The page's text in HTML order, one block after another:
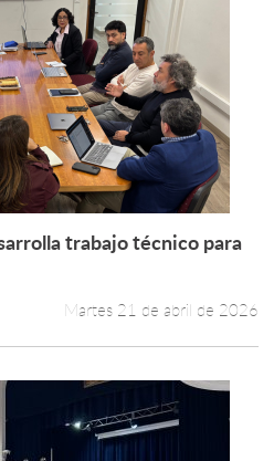
Leer más +
trabajo técnico para
Martes 21 de abril de 2026